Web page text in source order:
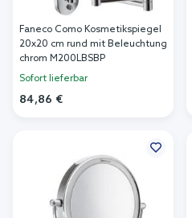
Faneco Como Kosmetikspiegel
20x20 cm rund mit Beleuchtung
chrom M200LBSBP
Sofort lieferbar
84,86 €